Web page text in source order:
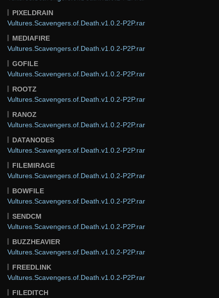
PIXELDRAIN
Vultures.Scavengers.of.Death.v1.0.2-P2P.rar
MEDIAFIRE
Vultures.Scavengers.of.Death.v1.0.2-P2P.rar
GOFILE
Vultures.Scavengers.of.Death.v1.0.2-P2P.rar
ROOTZ
Vultures.Scavengers.of.Death.v1.0.2-P2P.rar
RANOZ
Vultures.Scavengers.of.Death.v1.0.2-P2P.rar
DATANODES
Vultures.Scavengers.of.Death.v1.0.2-P2P.rar
FILEMIRAGE
Vultures.Scavengers.of.Death.v1.0.2-P2P.rar
BOWFILE
Vultures.Scavengers.of.Death.v1.0.2-P2P.rar
SENDCM
Vultures.Scavengers.of.Death.v1.0.2-P2P.rar
BUZZHEAVIER
Vultures.Scavengers.of.Death.v1.0.2-P2P.rar
FREEDLINK
Vultures.Scavengers.of.Death.v1.0.2-P2P.rar
FILEDITCH